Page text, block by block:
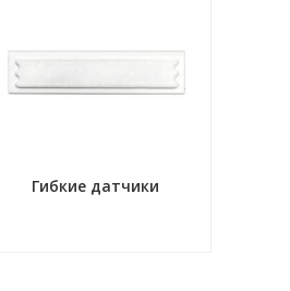
Гибкие датчики